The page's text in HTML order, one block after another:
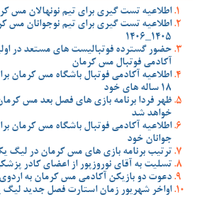
اطلاعیه تست گیری برای تیم نونهالان مس کرمان در
اطلاعیه تست گیری برای تیم نوجوانان مس
1405_1406
حضور گسترده فوتبالیست های مستعد در
آکادمی فوتبال مس کرمان
اطلاعیه آکادمی فوتبال باشگاه مس کرمان
18 ساله های خود
ظهر فردا برنامه بازی های فصل بعد مس
خواهد شد
اطلاعیه آکادمی فوتبال باشگاه مس کرمان
جوانان خود
ترتیب برنامه بازی های مس کرمان در
تسلیت به آقای نوروزپور از اعضای کادر
دعوت دو بازیکن آکادمی مس کرمان به اردوی
اواخر شهریور زمان استارت فصل جدید